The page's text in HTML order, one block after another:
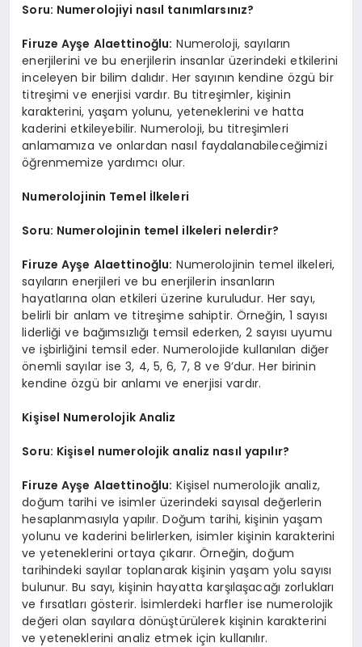
Soru: Numerolojiyi nasıl tanımlarsınız?
Firuze Ayşe Alaettinoğlu: Numeroloji, sayıların
enerjilerini ve bu enerjilerin insanlar üzerindeki etkilerini
inceleyen bir bilim dalıdır. Her sayının kendine özgü bir
titreşimi ve enerjisi vardır. Bu titreşimler, kişinin
karakterini, yaşam yolunu, yeteneklerini ve hatta
kaderini etkileyebilir. Numeroloji, bu titreşimleri
anlamamıza ve onlardan nasıl faydalanabileceğimizi
öğrenmemize yardımcı olur.
Numerolojinin Temel İlkeleri
Soru: Numerolojinin temel ilkeleri nelerdir?
Firuze Ayşe Alaettinoğlu: Numerolojinin temel ilkeleri,
sayıların enerjileri ve bu enerjilerin insanların
hayatlarına olan etkileri üzerine kuruludur. Her sayı,
belirli bir anlam ve titreşime sahiptir. Örneğin, 1 sayısı
liderliği ve bağımsızlığı temsil ederken, 2 sayısı uyumu
ve işbirliğini temsil eder. Numerolojide kullanılan diğer
önemli sayılar ise 3, 4, 5, 6, 7, 8 ve 9’dur. Her birinin
kendine özgü bir anlamı ve enerjisi vardır.
Kişisel Numerolojik Analiz
Soru: Kişisel numerolojik analiz nasıl yapılır?
Firuze Ayşe Alaettinoğlu: Kişisel numerolojik analiz,
doğum tarihi ve isimler üzerindeki sayısal değerlerin
hesaplanmasıyla yapılır. Doğum tarihi, kişinin yaşam
yolunu ve kaderini belirlerken, isimler kişinin karakterini
ve yeteneklerini ortaya çıkarır. Örneğin, doğum
tarihindeki sayılar toplanarak kişinin yaşam yolu sayısı
bulunur. Bu sayı, kişinin hayatta karşılaşacağı zorlukları
ve fırsatları gösterir. İsimlerdeki harfler ise numerolojik
değeri olan sayılara dönüştürülerek kişinin karakterini
ve yeteneklerini analiz etmek için kullanılır.